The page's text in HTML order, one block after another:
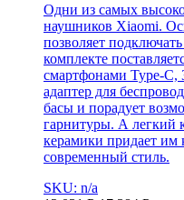
Одни из самых
наушников Xiaomi.
позволяет
комплекте
смартфонами Type-C,
адаптер для
басы и порадует
гарнитуры. А легкий
керамики придает
современный стиль.
SKU: n/a